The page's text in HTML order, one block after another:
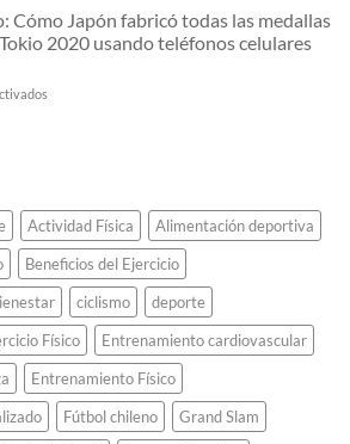
maratón.
continente.
que
decidió
espaldas
siempre.
clásicos
más
apasionantes
fútbol
conocidas.
Cómo Japón fabricó todas las medallas
2020 usando teléfonos celulares
todas
las
medallas
olímpicas
Tokio
2020
usando
teléfonos
celulares
viejos.
Actividad Física
Alimentación deportiva
Beneficios del Ejercicio
ciclismo
deporte
Físico
Entrenamiento cardiovascular
Entrenamiento Físico
Fútbol chileno
Grand Slam